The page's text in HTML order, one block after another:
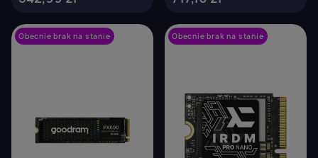
Obecnie brak na stanie Obecnie brak na stanie